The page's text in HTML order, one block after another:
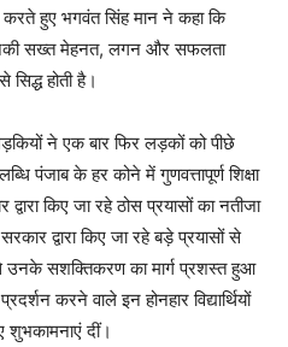
करते हुए भगवंत सिंह मान ने कहा कि
सख्त मेहनत, लगन और सफलता
होती है।
ने एक बार फिर लड़कों को पीछे
पंजाब के हर कोने में गुणवत्तापूर्ण शिक्षा
किए जा रहे ठोस प्रयासों का नतीजा
द्वारा किए जा रहे बड़े प्रयासों से
उनके सशक्तिकरण का मार्ग प्रशस्त हुआ
करने वाले इन होनहार विद्यार्थियों
शुभकामनाएं दीं।